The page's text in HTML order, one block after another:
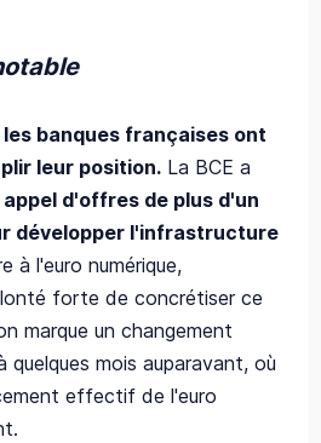
les banques françaises ont
leur position. La BCE a
appel d'offres de plus d'un
développer l'infrastructure
à l'euro numérique,
forte de concrétiser ce
marque un changement
mois auparavant, où
effectif de l'euro